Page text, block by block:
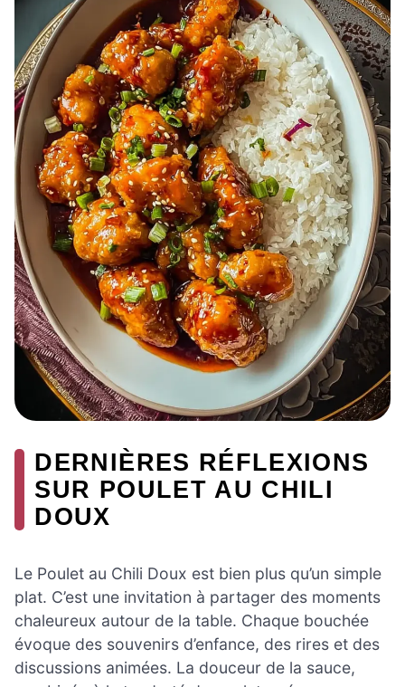
DERNIÈRES RÉFLEXIONS
SUR POULET AU CHILI
DOUX
Le Poulet au Chili Doux est bien plus qu’un simple
plat. C’est une invitation à partager des moments
chaleureux autour de la table. Chaque bouchée
évoque des souvenirs d’enfance, des rires et des
discussions animées. La douceur de la sauce,